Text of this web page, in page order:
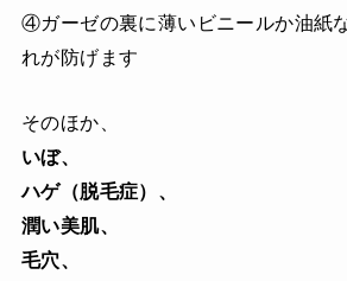
④ガーゼの裏に薄いビニールか油紙
れが防げます
そのほか、
いぼ、
ハゲ（脱毛症）、
潤い美肌、
毛穴、